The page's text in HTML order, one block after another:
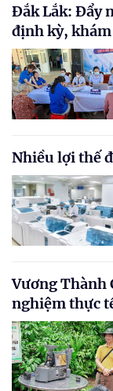
Đắk Lắk: Đẩy
định kỳ,
Nhiều lợi thế
Vương Thành
nghiệm thực